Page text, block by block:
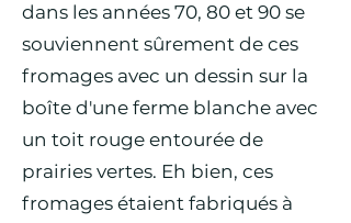
dans les années 70, 80 et 90 se
souviennent sûrement de ces
fromages avec un dessin sur la
boîte d'une ferme blanche avec
un toit rouge entourée de
prairies vertes. Eh bien, ces
fromages étaient fabriqués à